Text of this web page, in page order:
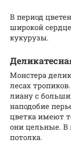
В период
широкой
кукурузы.
Монстера
лесах
лиану с
наподобие
цветка имеют
они цельные. В
потолка.